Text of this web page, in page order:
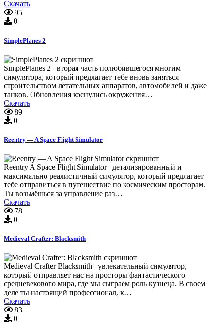
Скачать
95
0
SimplePlanes 2
SimplePlanes 2– вторая часть полюбившегося многим
симулятора, который предлагает тебе вновь заняться
строительством летательных аппаратов, автомобилей и даже
танков. Обновления коснулись окружения…
Скачать
89
0
Reentry — A Space Flight Simulator
Reentry A Space Flight Simulator– детализированный и
максимально реалистичный симулятор, который предлагает
тебе отправиться в путешествие по космическим просторам.
Ты возьмёшься за управление раз…
Скачать
78
0
Medieval Crafter: Blacksmith
Medieval Crafter Blacksmith– увлекательный симулятор,
который отправляет нас на просторы фантастического
средневекового мира, где мы сыграем роль кузнеца. В своем
деле ты настоящий профессионал, к…
Скачать
83
0